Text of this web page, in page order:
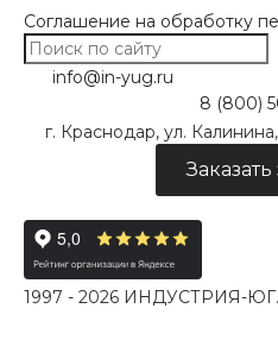
Соглашение на обработку
info@in-yug.ru
8 (800)
г. Краснодар, ул.
1997 - 2026 ИНДУСТРИЯ-